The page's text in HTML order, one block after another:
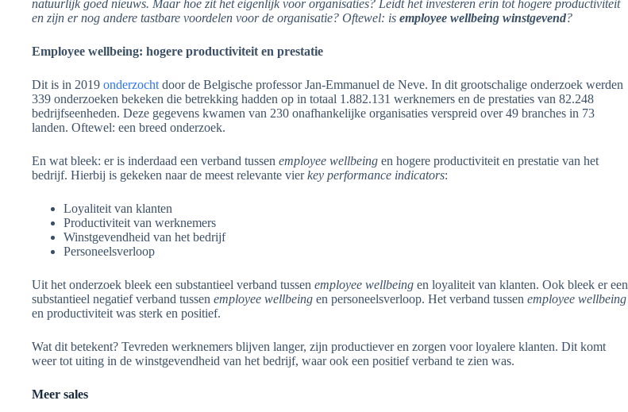
natuurlijk goed nieuws. Maar hoe zit het eigenlijk voor organisaties? Leidt het investeren erin tot hogere productiviteit
en zijn er nog andere tastbare voordelen voor de organisatie? Oftewel: is employee wellbeing winstgevend?
Employee wellbeing: hogere productiviteit en prestatie
Dit is in 2019 onderzocht door de Belgische professor Jan-Emmanuel de Neve. In dit grootschalige onderzoek werden
339 onderzoeken bekeken die betrekking hadden op in totaal 1.882.131 werknemers en de prestaties van 82.248
bedrijfseenheden. Deze gegevens kwamen van 230 onafhankelijke organisaties verspreid over 49 branches in 73
landen. Oftewel: een breed onderzoek.
En wat bleek: er is inderdaad een verband tussen employee wellbeing en hogere productiviteit en prestatie van het
bedrijf. Hierbij is gekeken naar de meest relevante vierkey performance indicators:
Loyaliteit van klanten
Productiviteit van werknemers
Winstgevendheid van het bedrijf
Personeelsverloop
Uit het onderzoek bleek een substantieel verband tussen employee wellbeing en loyaliteit van klanten. Ook bleek er een
substantieel negatief verband tussen employee wellbeing en personeelsverloop. Het verband tussen employee wellbeing
en productiviteit was sterk en positief.
Wat dit betekent? Tevreden werknemers blijven langer, zijn productiever en zorgen voor loyalere klanten. Dit komt
weer tot uiting in de winstgevendheid van het bedrijf, waar ook een positief verband te zien was.
Meer sales